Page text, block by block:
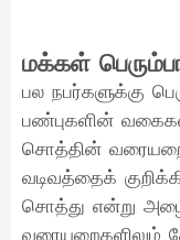
மக்கள்
பல நபர்களுக்கு
பண்புகளின்
சொத்தின்
வடிவத்தைக்
சொத்து என்று
வரையறைகளிலும்